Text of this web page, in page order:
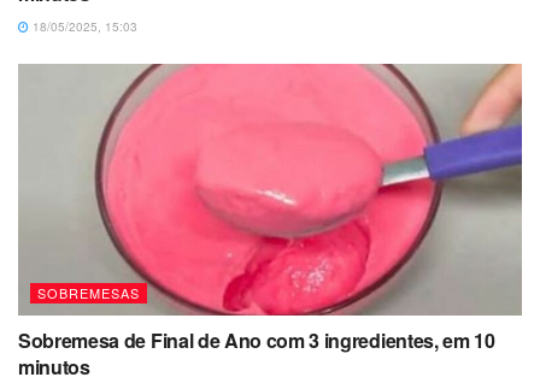
18/05/2025, 15:03
SOBREMESAS
Sobremesa de Final de Ano com 3 ingredientes, em 10
minutos